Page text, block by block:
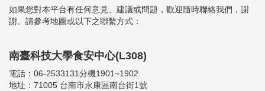
如果您對本平台有任何意見、建議或問題，歡迎隨時聯絡我們，謝
謝。請參考地圖或以下之聯繫方式：
南臺科技大學食安中心(L308)
電話：06-2533131分機1901~1902
地址：71005 台南市永康區南台街1號